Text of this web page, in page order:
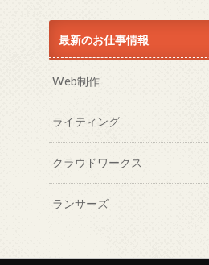
最新のお仕事情報
Web制作
ライティング
クラウドワークス
ランサーズ